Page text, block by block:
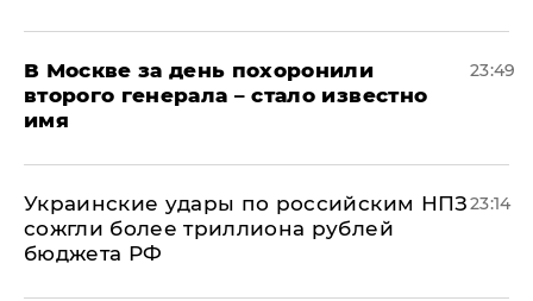
В Москве за день похоронили
второго генерала – стало известно
имя
23:49
Украинские удары по российским НПЗ
сожгли более триллиона рублей
бюджета РФ
23:14